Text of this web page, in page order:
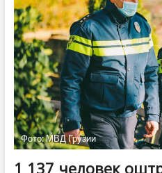
Фото: МВД Грузии
1 137 человек